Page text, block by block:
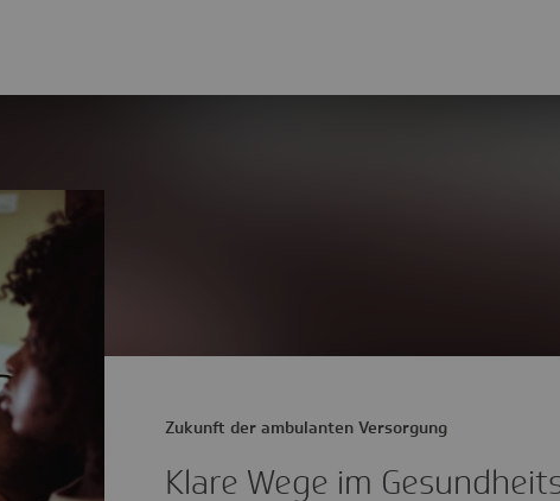
Klare Wege im
Zukunft der ambulanten Versorgung